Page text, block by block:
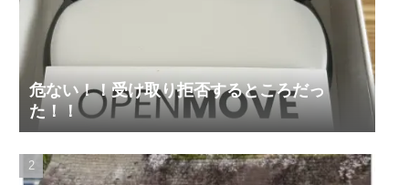
危ない！！受け取り拒否するところだっ
た！！